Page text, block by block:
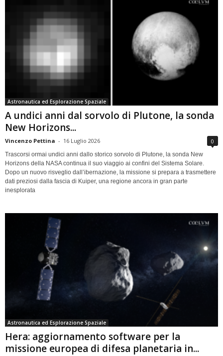
Astronautica ed Esplorazione Spaziale
A undici anni dal sorvolo di Plutone, la sonda
New Horizons...
Vincenzo Pettina - 16 Luglio 2026 0
Trascorsi ormai undici anni dallo storico sorvolo di Plutone, la sonda New
Horizons della NASA continua il suo viaggio ai confini del Sistema Solare.
Dopo un nuovo risveglio dall’ibernazione, la missione si prepara a trasmettere
dati preziosi dalla fascia di Kuiper, una regione ancora in gran parte
inesplorata
Astronautica ed Esplorazione Spaziale
Hera: aggiornamento software per la
missione europea di difesa planetaria in...